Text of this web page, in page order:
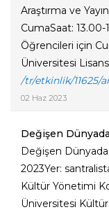
Araştırma ve
CumaSaat:
Öğrencileri için
Üniversitesi
/tr/etkinlik/11625/
02 Haz 2023
Değişen
Değişen
2023Yer:
Kültür Yönetimi
Üniversitesi